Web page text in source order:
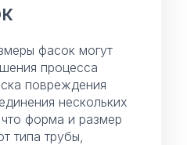
фасок могут
процесса
повреждения
нескольких
форма и размер
типа трубы,